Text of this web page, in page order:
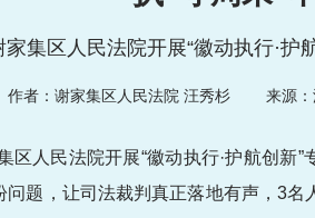
家集区人民法院开展“徽动执行·护
作者：谢家集区人民法院 汪秀杉 来源：
区人民法院开展“徽动执行·护航创新
题，让司法裁判真正落地有声，3名